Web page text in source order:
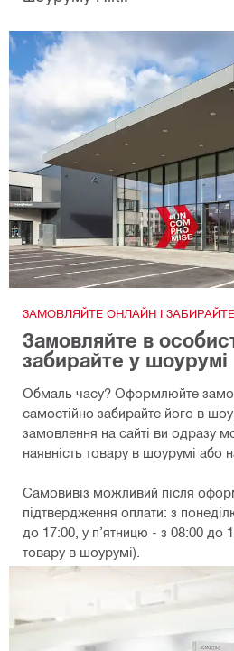
ЗАМОВЛЯЙТЕ ОНЛАЙН І ЗАБИРАЙТЕ
Замовляйте в
забирайте у шоурумі
Обмаль часу? Оформлюйте
самостійно забирайте його в
замовлення на сайті ви одразу
наявність товару в шоурумі або
Самовивіз можливий після
підтвердження оплати: з
до 17:00, у п’ятницю - з 08:00 до
товару в шоурумі).